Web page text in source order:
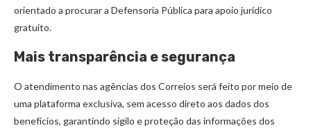
orientado a procurar a Defensoria Pública para apoio jurídico
gratuito.
Mais transparência e segurança
O atendimento nas agências dos Correios será feito por meio de
uma plataforma exclusiva, sem acesso direto aos dados dos
benefícios, garantindo sigilo e proteção das informações dos